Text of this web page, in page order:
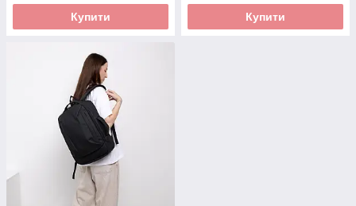
Купити Купити